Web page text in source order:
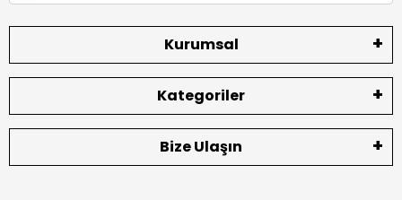
Kurumsal
Kategoriler
Bize Ulaşın